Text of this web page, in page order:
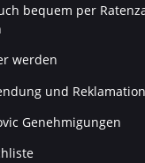
bequem per
werden
und Reklamation
Genehmigungen